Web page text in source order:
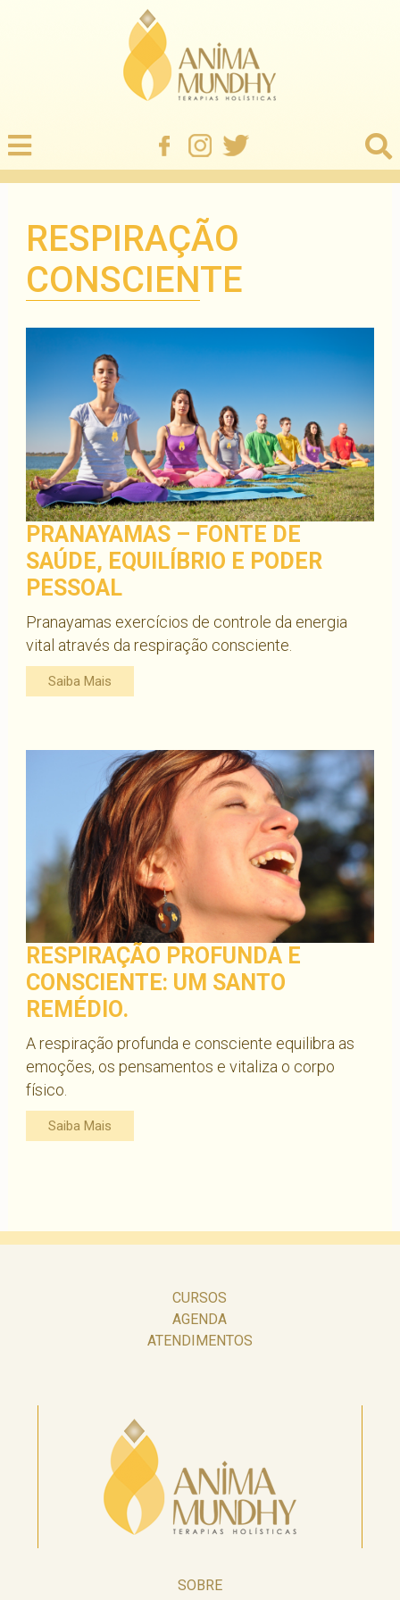
RESPIRAÇÃO
CONSCIENTE
PRANAYAMAS – FONTE DE
SAÚDE, EQUILÍBRIO E PODER
PESSOAL
Pranayamas exercícios de controle da energia
vital através da respiração consciente.
Saiba Mais
RESPIRAÇÃO PROFUNDA E
CONSCIENTE: UM SANTO
REMÉDIO.
A respiração profunda e consciente equilibra as
emoções, os pensamentos e vitaliza o corpo
físico.
Saiba Mais
CURSOS
AGENDA
ATENDIMENTOS
SOBRE